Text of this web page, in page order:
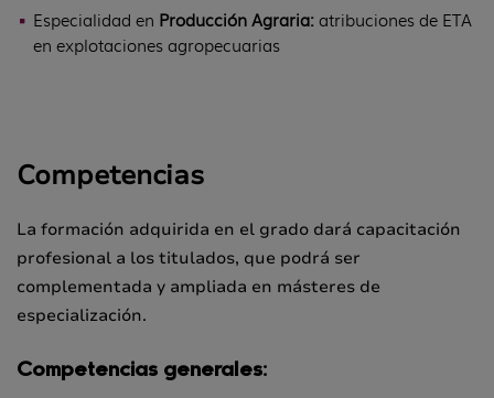
Especialidad en Producción Agraria:atribuciones de ETA
en explotaciones agropecuarias
Competencias
La formación adquirida en el grado dará capacitación
profesional a los titulados, que podrá ser
complementada y ampliada en másteres de
especialización.
Competencias generales: